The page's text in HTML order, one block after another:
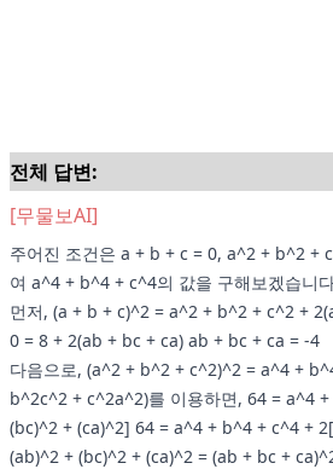
전체 답변:
[무물보AI]
주어진 조건은 a + b + c = 0, a^2 + b^2 +
여 a^4 + b^4 + c^4의 값을 구해보겠습니
먼저, (a + b + c)^2 = a^2 + b^2 + c^2 +
0 = 8 + 2(ab + bc + ca) ab + bc + ca = -4
다음으로, (a^2 + b^2 + c^2)^2 = a^4 +
b^2c^2 + c^2a^2)를 이용하면, 64 = a^4
(bc)^2 + (ca)^2] 64 = a^4 + b^4 + c^4 +
(ab)^2 + (bc)^2 + (ca)^2 = (ab + bc +